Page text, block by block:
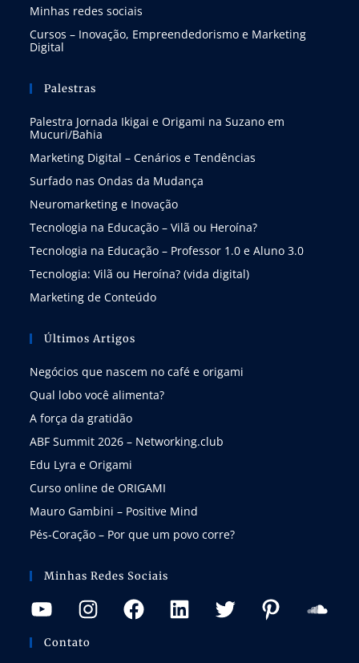
Minhas redes sociais
Cursos – Inovação, Empreendedorismo e Marketing
Digital
Palestras
Palestra Jornada Ikigai e Origami na Suzano em
Mucuri/Bahia
Marketing Digital – Cenários e Tendências
Surfado nas Ondas da Mudança
Neuromarketing e Inovação
Tecnologia na Educação – Vilã ou Heroína?
Tecnologia na Educação – Professor 1.0 e Aluno 3.0
Tecnologia: Vilã ou Heroína? (vida digital)
Marketing de Conteúdo
Últimos Artigos
Negócios que nascem no café e origami
Qual lobo você alimenta?
A força da gratidão
ABF Summit 2026 – Networking.club
Edu Lyra e Origami
Curso online de ORIGAMI
Mauro Gambini – Positive Mind
Pés-Coração – Por que um povo corre?
Minhas Redes Sociais
Contato